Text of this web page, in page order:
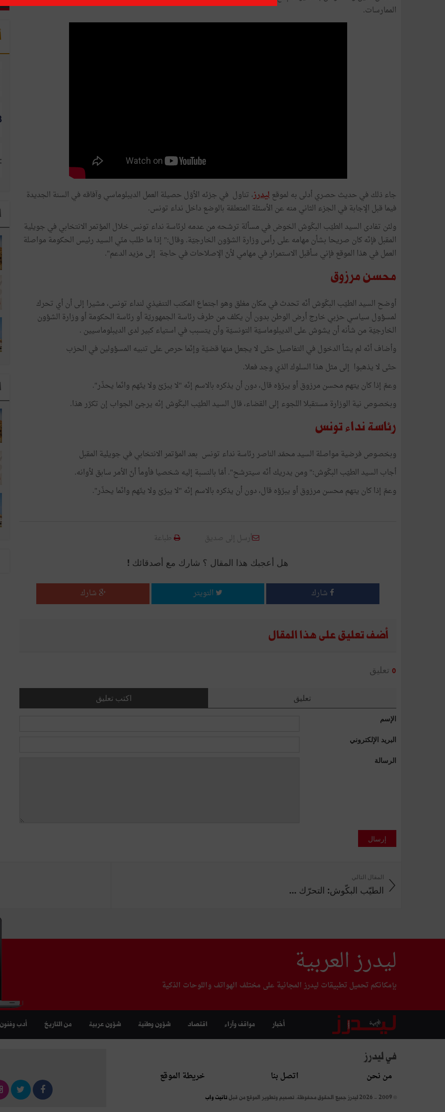
الممارسات.
جاء ذلك في حديث حصري أدلى به لموقعليدرز، تناول في جزئه الأوّل حصيلة العمل الديبلوماسي وآفاقه في السنة الجديدة
فيما قبل الإجابة في الجزء الثاني منه عن الأسئلة المتعلقة بالوضع داخل نداء تونس.
ولئن تفادى السيد الطيّب البكّوش الخوض في مسألة ترشحه من عدمه لرئاسة نداء تونس خلال المؤتمر الانتخابي في جويلية
المقبل فإنّه كان صريحا بشأن مهامه على رأس وزارة الشؤون الخارجيّة. وقال:" إذا ما طلب منّي السيد رئيس الحكومة مواصلة
العمل في هذا الموقع فإني سأقبل الاستمرار في مهامي لأنّ الإصلاحات في حاجة إلى مزيد الدعم".
محسن مرزوق
أوضح السيد الطيّب البكّوش أنّه تحدث في مكان مغلق وهو اجتماع المكتب التنفيذي لنداء تونس، مشيرا إلى أن أي تحرك
لمسؤول سياسي حزبي خارج أرض الوطن بدون أن يكلف من طرف رئاسة الجمهوريّة أو رئاسة الحكومة أو وزارة الشؤون
الخارجيّة من شأنه أن يشوش على الديبلوماسيّة التونسيّة وأن يتسبب في استياء كبير لدى الديبلوماسيين .
وأضاف أنّه لم يشأ الدخول في التفاصيل حتّى لا يجعل منها قضيّة وإنّما حرص على تنبيه المسؤولين في الحزب
حتّى لا يذهبوا إلى مثل هذا السلوك الذي وجد فعلا.
وعمّ إذا كان يتهم محسن مرزوق أو يبرّؤه قال، دون أن يذكره بالاسم إنّه "لا يبرّئ ولا يتّهم وانّما يحذّر".
وبخصوص نية الوزارة مستقبلا اللجوء إلى القضاء، قال السيد الطيّب البكّوش إنّه يرجئ الجواب إن تكرّر هذا.
رئاسة نداء تونس
وبخصوص فرضية مواصلة السيد محمّد الناصر رئاسة نداء تونس بعد المؤتمر الانتخابي في جويلية المقبل
أجاب السيد الطيّب البكّوش:" ومن يدريك أنّه سيترشح". أمّا بالنسبة إليه شخصيا فأومأ أنّ الأمر سابق لأوانه.
وعمّ إذا كان يتهم محسن مرزوق أو يبرّؤه قال، دون أن يذكره بالاسم إنّه "لا يبرّئ ولا يتّهم وانّما يحذّر".
أرسل إلى صديق طباعة
هل أعجبك هذا المقال ؟ شارك مع أصدقائك !
شارك التويتر شارك
أضف تعليق على هذا المقال
0 تعليق
اكتب تعليق تعليق
الإسم
البريد الإلكتروني
الرسالة
إرسال
المقال التالي
الطيّب البكّوش: التحرّك ...
ليدرز العربية
بإمكانكم تحميل تطبيقات ليدرز المجانية على مختلف الهواتف واللوحات الذكية
أخبار مواقف وآراء اقتصاد شؤون وطنية شؤون عربية من التاريخ أدب وفنون
في ليدرز
من نحن اتصل بنا خريطة الموقع
© 2009 - 2026 ليدرز جميع الحقوق محفوظة. تصميم وتطوير الموقع من قبل تانيت واب